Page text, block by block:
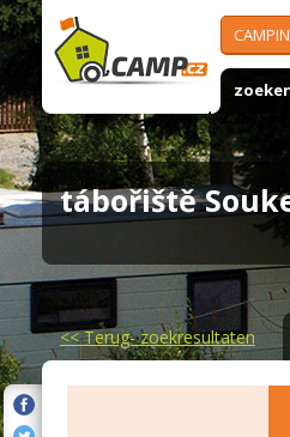
tábořiště
<<Terug- zoekresultaten